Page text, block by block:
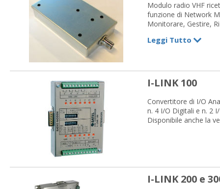
Modulo radio VHF
funzione di Network
Monitorare, Gestire,
- Housing in alluminio
- Potenza max: 1 W
- Alimentazione: +9 ...
Leggi Tutto
I-LINK 100
Convertitore di I/O
n. 4 I/O Digitali e n. 2
Disponibile anche la
I-LINK 200 e